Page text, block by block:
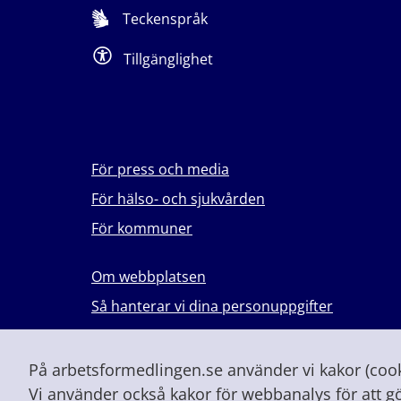
På arbetsformedlingen.se använder vi kakor
Vi använder också kakor för webbanalys för att
Teckenspråk
Tillgänglighet
För press och media
För hälso- och sjukvården
För kommuner
Om webbplatsen
Så hanterar vi dina personuppgifter
Lever du med våld i en nära relation?
Vid höjd beredskap och krig